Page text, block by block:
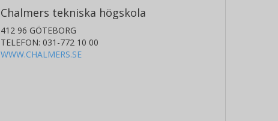
Chalmers tekniska högskola
412 96 GÖTEBORG
TELEFON: 031-772 10 00
WWW.CHALMERS.SE